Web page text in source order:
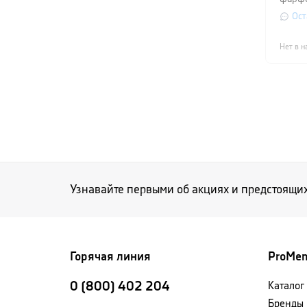
Jade,
Нет в
Узнавайте первыми об акциях и
Горячая линия
0 (800) 402 204
Бренды